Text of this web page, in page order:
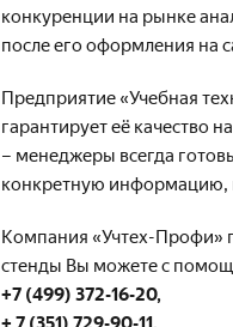
конкуренции на рынке
после его оформления на
Предприятие «Учебная
гарантирует её качество
– менеджеры всегда
конкретную информацию,
Компания «Учтех-Профи»
стенды Вы можете с
+7 (499) 372-16-20,